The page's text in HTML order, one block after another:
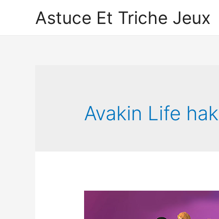
Astuce Et Triche Jeux
Avakin Life